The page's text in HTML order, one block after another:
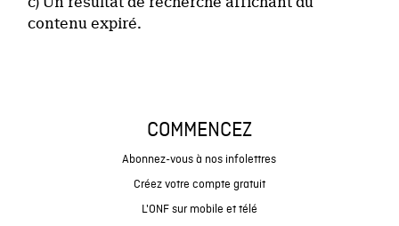
contenu expiré.
COMMENCEZ
Abonnez-vous à nos infolettres
Créez votre compte gratuit
L'ONF sur mobile et télé